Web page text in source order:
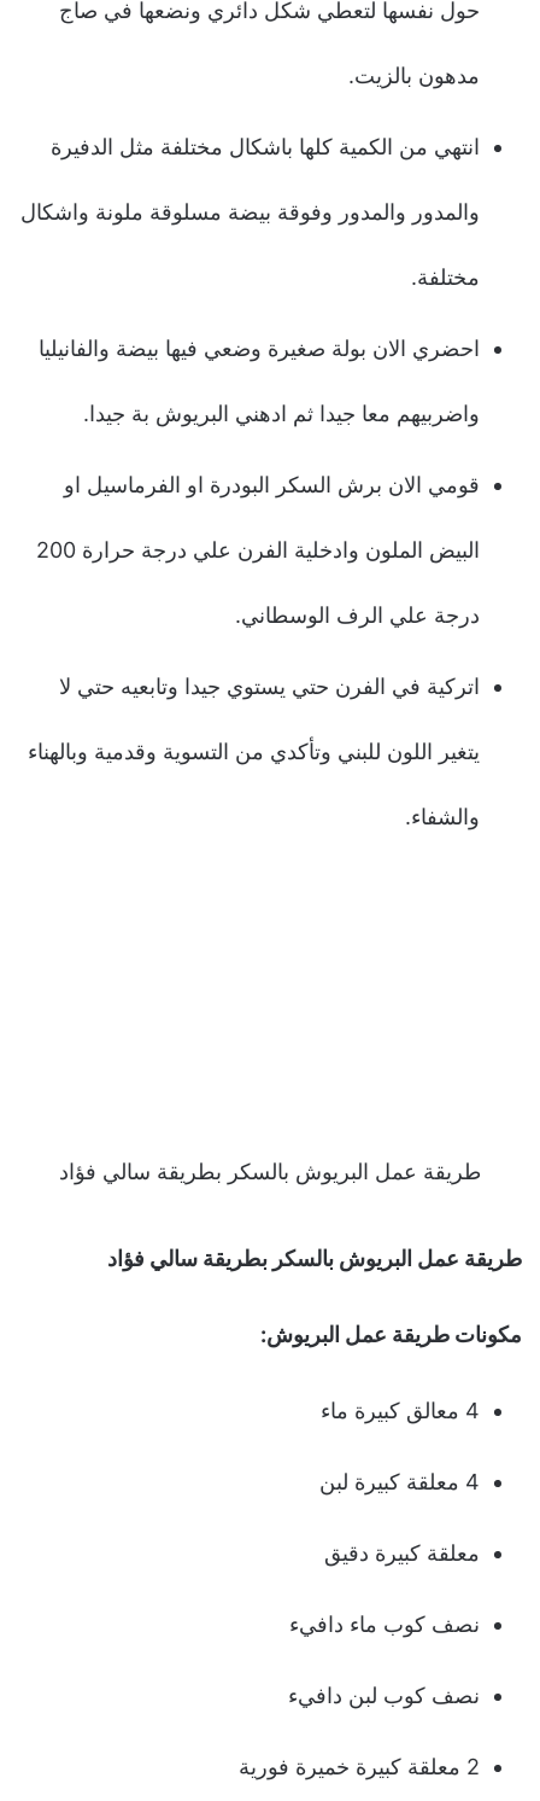
حول نفسها لتعطي شكل دائري ونضعها في صاج
مدهون بالزيت.
انتهي من الكمية كلها باشكال مختلفة مثل الدفيرة
والمدور والمدور وفوقة بيضة مسلوقة ملونة واشكال
مختلفة.
احضري الان بولة صغيرة وضعي فيها بيضة والفانيليا
واضربيهم معا جيدا ثم ادهني البريوش بة جيدا.
قومي الان برش السكر البودرة او الفرماسيل او
البيض الملون وادخلية الفرن علي درجة حرارة 200
درجة علي الرف الوسطاني.
اتركية في الفرن حتي يستوي جيدا وتابعيه حتي لا
يتغير اللون للبني وتأكدي من التسوية وقدمية وبالهناء
والشفاء.
طريقة عمل البريوش بالسكر بطريقة سالي فؤاد
طريقة عمل البريوش بالسكر بطريقة سالي فؤاد
مكونات طريقة عمل البريوش:
4 معالق كبيرة ماء
4 معلقة كبيرة لبن
معلقة كبيرة دقيق
نصف كوب ماء دافيء
نصف كوب لبن دافيء
2 معلقة كبيرة خميرة فورية